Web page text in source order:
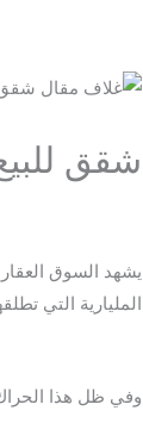
شقق
المليارية التي
وفي ظل هذا